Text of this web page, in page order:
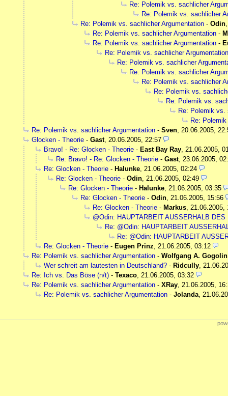
Re: Polemik vs. sachlicher
Re: Polemik vs. sachlicher
Re: Polemik vs. sachlicher Argumentation - Odin
Re: Polemik vs. sachlicher Argumentation -
Re: Polemik vs. sachlicher Argumentation -
Re: Polemik vs. sachlicher Argumentation
Re: Polemik vs. sachlicher
Re: Polemik vs. sachlicher
Re: Polemik vs. sachlicher
Re: Polemik vs.
Re: Polemik vs.
Re: Polemik vs.
Re:
Re: Polemik vs. sachlicher Argumentation - Sven, 20.06.2005,
Glocken - Theorie - Gast, 20.06.2005, 22:57
Bravo! - Re: Glocken - Theorie - East Bay Ray, 21.06.2005,
Re: Bravo! - Re: Glocken - Theorie - Gast, 23.06.2005,
Re: Glocken - Theorie - Halunke, 21.06.2005, 02:24
Re: Glocken - Theorie - Odin, 21.06.2005, 02:49
Re: Glocken - Theorie - Halunke, 21.06.2005, 03:35
Re: Glocken - Theorie - Odin, 21.06.2005, 15:56
Re: Glocken - Theorie - Markus, 21.06.2005,
@Odin: HAUPTARBEIT AUSSERHALB
Re: @Odin: HAUPTARBEIT
Re: @Odin: HAUPTARBEIT
Re: Glocken - Theorie - Eugen Prinz, 21.06.2005, 03:12
Re: Polemik vs. sachlicher Argumentation - Wolfgang A. Gogolin
Wer schreit am lautesten in Deutschland? - Ridcully,
Re: Ich vs. Das Böse (n/t) - Texaco, 21.06.2005, 03:32
Re: Polemik vs. sachlicher Argumentation - XRay, 21.06.2005,
Re: Polemik vs. sachlicher Argumentation - Jolanda,